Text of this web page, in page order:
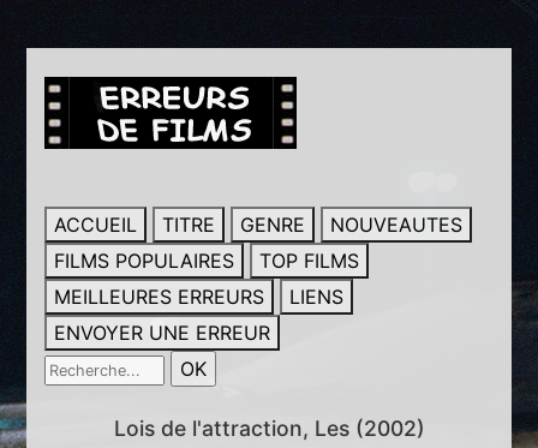
ACCUEIL TITRE GENRE
NOUVEAUTES
FILMS POPULAIRES
TOP FILMS
MEILLEURES ERREURS
LIENS
ENVOYER UNE ERREUR
Lois de l'attraction, Les (2002)